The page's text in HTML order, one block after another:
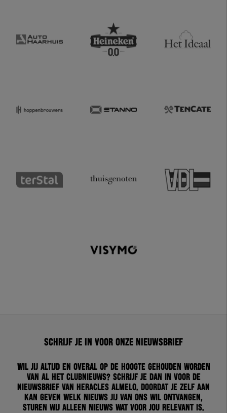
Schrijf je in voor onze nieuwsbrief
Wil jij altijd en overal op de hoogte gehouden worden
van al het clubnieuws? Schrijf je dan in voor de
nieuwsbrief van Heracles Almelo. Doordat je zelf aan
kan geven welk nieuws jij van ons wil ontvangen,
sturen wij alleen nieuws wat voor jou relevant is.